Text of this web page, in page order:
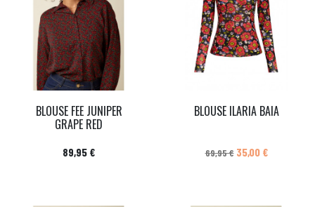
BLOUSE FEE JUNIPER
GRAPE RED
Prix
89,95 €
BLOUSE ILARIA BAIA
Prix de base
69,95 € Prix
35,00 €